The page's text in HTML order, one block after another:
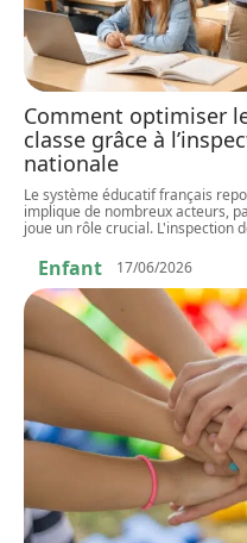
Comment optimiser
classe grâce à
nationale
Le système éducatif français
implique de nombreux acteurs,
joue un rôle crucial. L'inspection
Enfant 17/06/2026